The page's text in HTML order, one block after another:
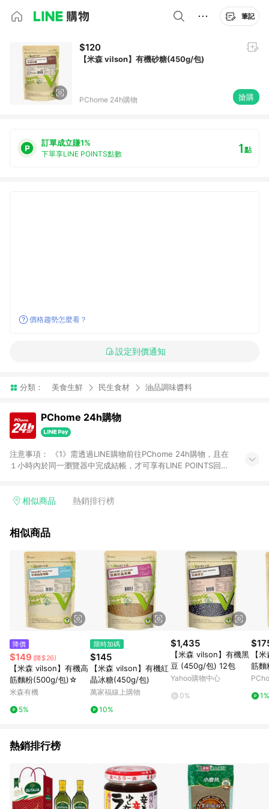
筆記
$120
【米森 vilson】有機砂糖(450g/包)
PChome 24h購物 搶購
訂單成立賺1%
下單享LINE POINTS點數 1點
價格趨勢怎麼看？
設定到價通知
分類： 美食生鮮 民生食材 油品調味醬料
PChome 24h購物
注意事項： 《1》需透過LINE購物前往PChome 24h購物，且在
１小時內於同一瀏覽器中完成結帳，才可享有LINE POINTS回饋
在點數回饋範圍內。 《3》如取消訂單、退貨、購物中登出
品、票券、訂閱方案、PChome儲值商品、企業專區/企業採購、
值點數、點數/禮物卡 [2025/2/16起適用] - 票券全品項
[2026/6/2起適用] 《5》回饋點數的計算將會排除【訂單活動折
扣 (含折價券折扣)】、【P幣扣抵】、【現金積點扣抵】及【訂單
運費】等金額。 《6》符合LINE POINTS回饋資格之訂單將於商
家訂單頁面標示「LINE回饋」，若無此標示則 不符合回饋LINE
POINTS點數資格亦不得使用點數紅包 。 《7》LINE購物設有
「單一商品最高回饋點數」機制 (特殊活動時開放「回饋無上
限」)，以同一訂單中同一商品不論件數計算，並依訂單成立時間
當下LINE購物所設定的回饋機制為準。 《8》LINE購物為購物資
訊整合性平台，商品資料更新會有時間差，如顯示之商品規格、
顏色、價位、贈品與PChome 24h購物銷售網頁不符，以銷售網
頁標示為準！
相似商品 熱銷排行榜
相似商品
降價
$149 (降$26)
【米森 vilson】有機高
筋麵粉(500g/包)☆
米森有機
5%
限時加碼
$145
【米森 vilson】有機紅
晶冰糖(450g/包)
萬家福線上購物
10%
$1,435
【米森 vilson】有機黑
豆 (450g/包) 12包
Yahoo購物中心
0%
【
筋
1%
熱銷排行榜